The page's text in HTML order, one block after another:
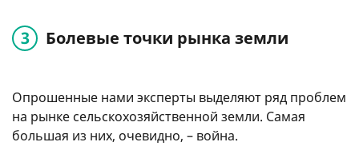
Болевые точки рынка земли
Опрошенные нами эксперты выделяют ряд проблем
на рынке сельскохозяйственной земли. Самая
большая из них, очевидно, – война.